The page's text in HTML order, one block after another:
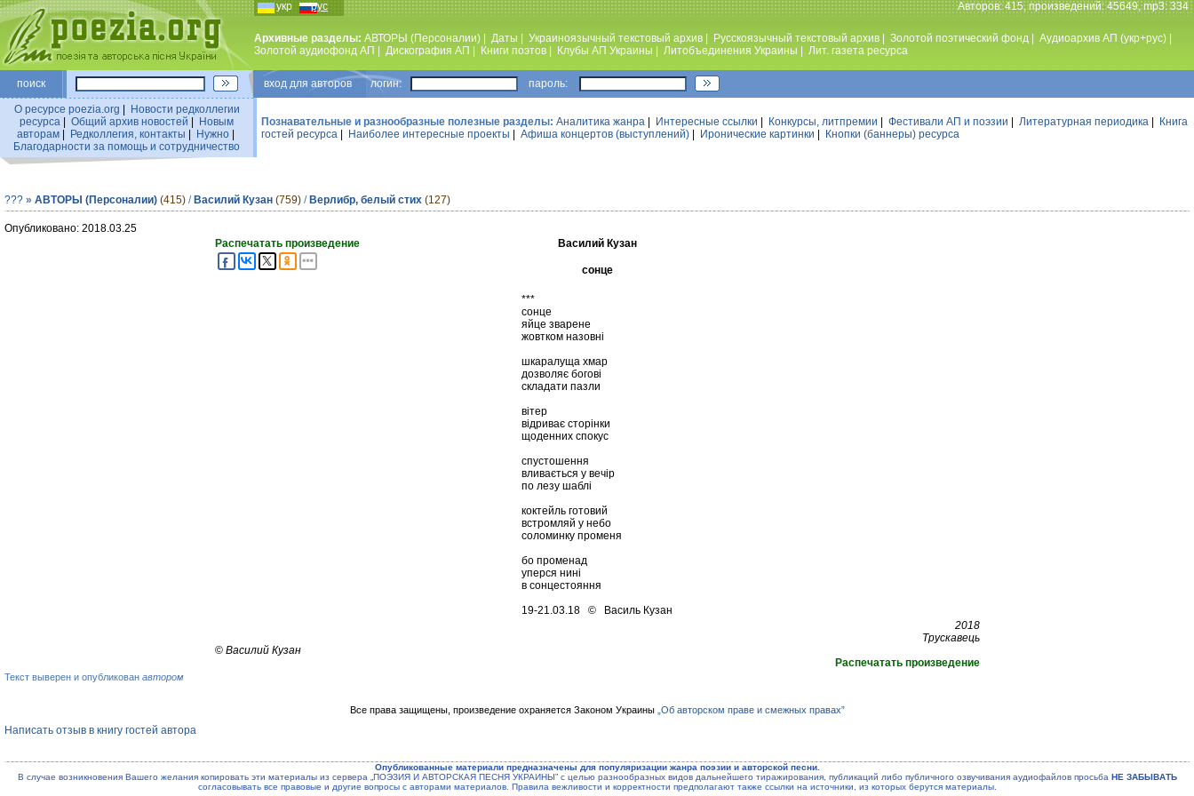
укр рус Авторов: 415, произведений: 45649, mp3: 334
Архивные разделы: АВТОРЫ (Персоналии) Даты Украиноязычный текстовый архив Русскоязычный текстовый архив Золотой поэтический фонд Аудиоархив АП (укр+рус)
Золотой аудиофонд АП
Дискография АП Книги поэтов Клубы АП Украины Литобъединения Украины Лит. газета ресурса
поиск вход для авторов логин: пароль:
О ресурсе poezia.org
Новости редколлегии
ресурса
Общий архив новостей
Новым
авторам| Редколлегия, контакты Нужно|
Благодарности за помощь и сотрудничество
Познавательные и разнообразные полезные разделы: Аналитика жанра Интересные ссылки Конкурсы, литпремии Фестивали АП и поэзии Литературная периодика
Книга
гостей ресурса
Наиболее интересные проекты Афиша концертов (выступлений) Иронические картинки Кнопки (баннеры) ресурса
??? » АВТОРЫ (Персоналии) (415) / Василий Кузан (759) / Верлибр, белый стих (127)
Опубликовано: 2018.03.25
Распечатать произведение
Василий Кузан
сонце
***
сонце
яйце зварене
жовтком назовні
шкаралуща хмар
дозволяє богові
складати пазли
вітер
відриває сторінки
щоденних спокус
спустошення
вливається у вечір
по лезу шаблі
коктейль готовий
встромляй у небо
соломинку променя
бо променад
уперся нині
в сонцестояння
19-21.03.18 © Василь Кузан
2018
Трускавець
© Василий Кузан
Распечатать произведение
Текст выверен и опубликован автором
Все права защищены, произведение охраняется Законом Украины „Об авторском праве и смежных правах”
Написать отзыв в книгу гостей автора
Опубликованные материали предназначены для популяризации жанра поэзии и авторской песни.
В случае возникновения Вашего желания копировать эти материалы из сервера „ПОЭЗИЯ И АВТОРСКАЯ ПЕСНЯ УКРАИНЫ” с целью разнообразных видов дальнейшего тиражирования, публикаций либо публичного озвучивания аудиофайлов просьба НЕ ЗАБЫВАТЬ
согласовывать все правовые и другие вопросы с авторами материалов. Правила вежливости и корректности предполагают также ссылки на источники, из которых берутся материалы.